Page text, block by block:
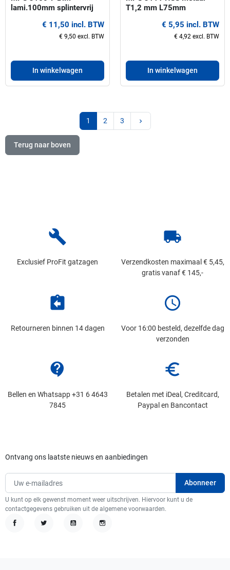
lami.100mm splintervrij
€ 11,50 incl. BTW
€ 9,50 excl. BTW
In winkelwagen
T1,2 mm L75mm
€ 5,95 incl. BTW
€ 4,92 excl. BTW
In winkelwagen
1 2 3 keyboard_arrow_right
Terug naar boven
build
Exclusief ProFit gatzagen
local_shipping
Verzendkosten maximaal € 5,45,
gratis vanaf € 145,-
assignment_return
Retourneren binnen 14 dagen
schedule
Voor 16:00 besteld, dezelfde dag
verzonden
contact_support
Bellen en Whatsapp +31 6 4643
7845
euro_symbol
Betalen met iDeal, Creditcard,
Paypal en Bancontact
Ontvang ons laatste nieuws en aanbiedingen
U kunt op elk gewenst moment weer uitschrijven. Hiervoor kunt u de
contactgegevens gebruiken uit de algemene voorwaarden.